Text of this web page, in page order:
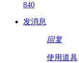
840
发消息
回复
使用道具